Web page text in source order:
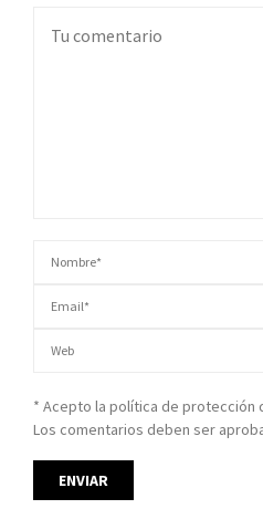
* Acepto la política de protección
Los comentarios deben ser